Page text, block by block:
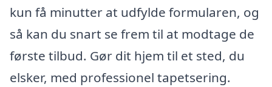
kun få minutter at udfylde formularen, og
så kan du snart se frem til at modtage de
første tilbud. Gør dit hjem til et sted, du
elsker, med professionel tapetsering.